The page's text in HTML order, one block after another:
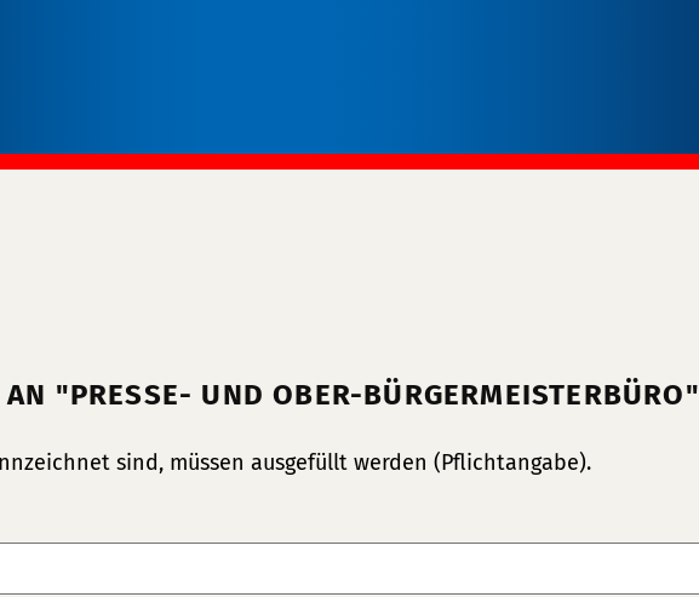
"PRESSE- UND OBER-BÜRGERMEISTERBÜRO"
sind, müssen ausgefüllt werden (Pflichtangabe).